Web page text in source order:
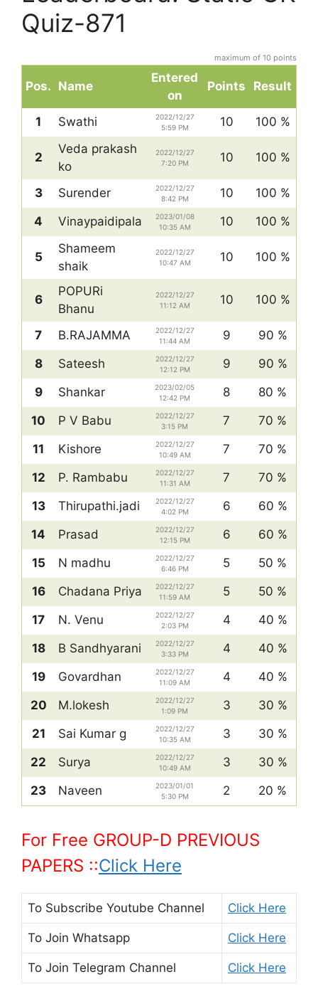
Quiz-871
maximum of 10 points
Pos. Name
Entered
on
Points Result
1 Swathi
2022/12/27
5:59 PM
10 100 %
2
Veda prakash
ko
2022/12/27
7:20 PM
10 100 %
3 Surender
2022/12/27
8:42 PM
10
100 %
4
Vinaypaidipala
2023/01/08
10:35 AM
10 100 %
5
Shameem
shaik
2022/12/27
10:47 AM
10 100 %
6
POPURi
Bhanu
2022/12/27
11:12 AM
10 100 %
7 B.RAJAMMA
2022/12/27
11:44 AM
9
90 %
8
Sateesh
2022/12/27
12:12 PM
9
90 %
9
Shankar
2023/02/05
12:42 PM
8
80 %
10
P V Babu
2022/12/27
3:15 PM
7
70 %
11
Kishore
2022/12/27
10:49 AM
7
70 %
12
P. Rambabu
2022/12/27
11:31 AM
7
70 %
13
Thirupathi.jadi
2022/12/27
4:02 PM
6
60 %
14
Prasad
2022/12/27
12:15 PM
6
60 %
15
N madhu
2022/12/27
6:46 PM
5
50 %
16
Chadana Priya
2022/12/27
11:59 AM
5
50 %
17
N. Venu
2022/12/27
2:03 PM
4
40 %
18
B Sandhyarani
2022/12/27
3:33 PM
4
40 %
19
Govardhan
2022/12/27
11:09 AM
4
40 %
20
M.lokesh
2022/12/27
1:09 PM
3
30 %
21
Sai Kumar g
2022/12/27
10:35 AM
3
30 %
22
Surya
2022/12/27
10:49 AM
3
30 %
23
Naveen
2023/01/01
5:30 PM
2 20 %
For Free GROUP-D PREVIOUS
PAPERS ::Click Here
To Subscribe Youtube Channel Click Here
To Join Whatsapp Click Here
To Join Telegram Channel Click Here